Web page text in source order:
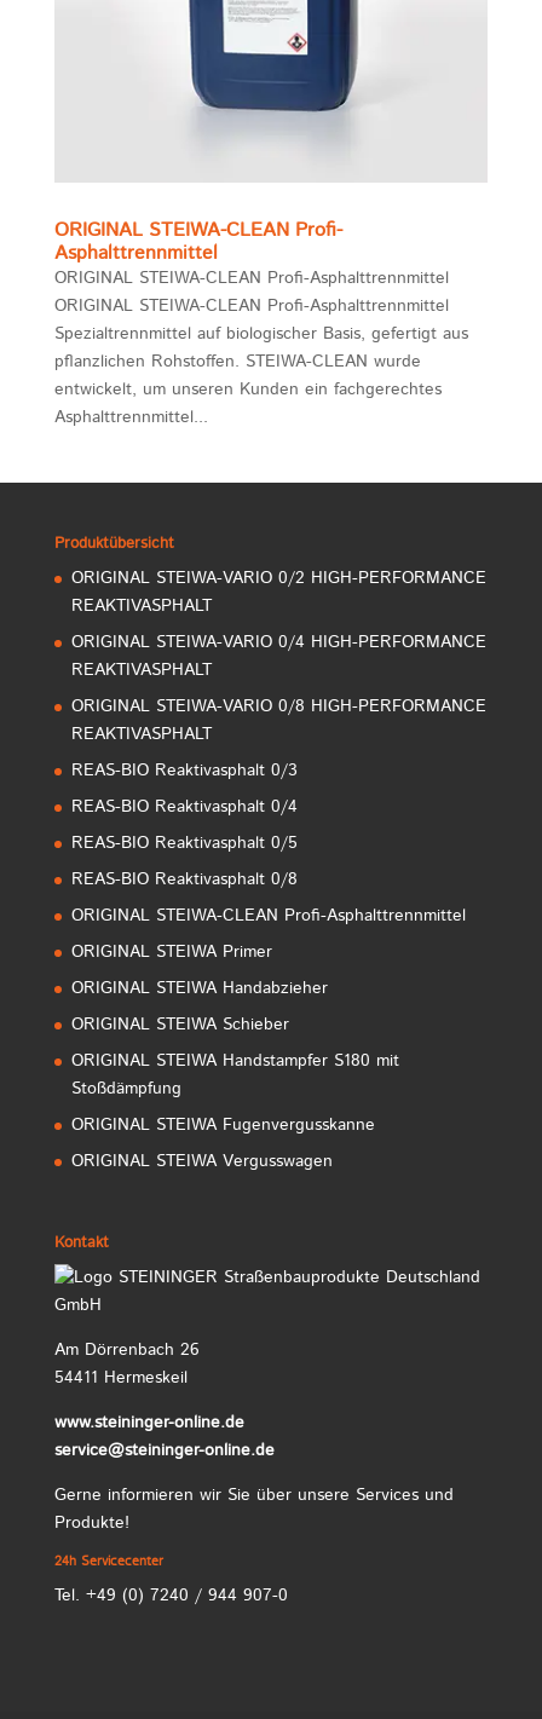
ORIGINAL STEIWA-CLEAN Profi-
Asphalttrennmittel
ORIGINAL STEIWA-CLEAN Profi-Asphalttrennmittel
ORIGINAL STEIWA-CLEAN Profi-Asphalttrennmittel
Spezialtrennmittel auf biologischer Basis, gefertigt aus
pflanzlichen Rohstoffen. STEIWA-CLEAN wurde
entwickelt, um unseren Kunden ein fachgerechtes
Asphalttrennmittel...
Produktübersicht
ORIGINAL STEIWA-VARIO 0/2 HIGH-PERFORMANCE
REAKTIVASPHALT
ORIGINAL STEIWA-VARIO 0/4 HIGH-PERFORMANCE
REAKTIVASPHALT
ORIGINAL STEIWA-VARIO 0/8 HIGH-PERFORMANCE
REAKTIVASPHALT
REAS-BIO Reaktivasphalt 0/3
REAS-BIO Reaktivasphalt 0/4
REAS-BIO Reaktivasphalt 0/5
REAS-BIO Reaktivasphalt 0/8
ORIGINAL STEIWA-CLEAN Profi-Asphalttrennmittel
ORIGINAL STEIWA Primer
ORIGINAL STEIWA Handabzieher
ORIGINAL STEIWA Schieber
ORIGINAL STEIWA Handstampfer S180 mit
Stoßdämpfung
ORIGINAL STEIWA Fugenvergusskanne
ORIGINAL STEIWA Vergusswagen
Kontakt
Am Dörrenbach 26
54411 Hermeskeil
www.steininger-online.de
service@steininger-online.de
Gerne informieren wir Sie über unsere Services und
Produkte!
24h Servicecenter
Tel. +49 (0) 7240 / 944 907-0